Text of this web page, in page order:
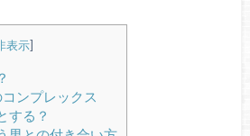
表示]
ンプレックス
する？